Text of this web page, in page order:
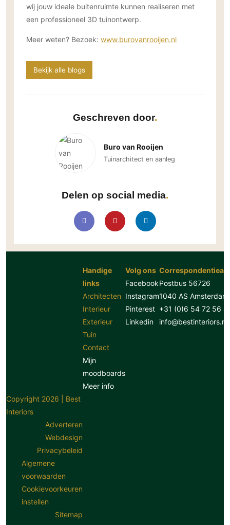
wij jouw ideale buitenruimte kunnen realiseren met
een professioneel 3D tuinontwerp.
Meer weten? Bezoek:www.burovanrooijen.nl
Bekijk alle blogs
Geschreven door
Buro van Rooijen
Tuinarchitect en aanleg
Delen op social media
Handige
links
Architecten
Interieur
Exterieur
Tuin
Contact
Mijn
moodboards
Meer info
Volg ons
Facebook
Instagram
Pinterest
Linkedin
Postbus 56726
1040 AS Amsterdam
+31 (0)6 54 72 56
info@bestinteriors.nl
Copyright 2026 | Best
Interiors
Adverteren
Webdesign
Privacybeleid
Algemene
voorwaarden
Cookievoorkeuren
instellen
Sitemap